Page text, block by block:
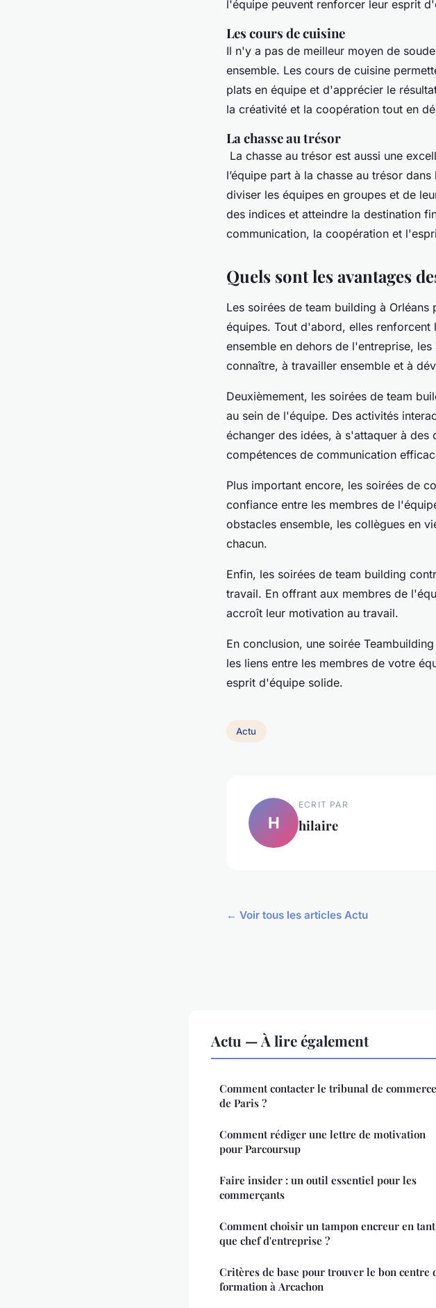
l'équipe peuvent renforcer leur esprit
Les cours de cuisine
Il n'y a pas de meilleur moyen de
ensemble. Les cours de cuisine
plats en équipe et d'apprécier le
la créativité et la coopération tout en
La chasse au trésor
La chasse au trésor est aussi une
l’équipe part à la chasse au trésor
diviser les équipes en groupes et de
des indices et atteindre la destination
communication, la coopération et
Quels sont les avantages
Les soirées de team building à
équipes. Tout d'abord, elles renforcent
ensemble en dehors de l'entreprise,
connaître, à travailler ensemble et à
Deuxièmement, les soirées de team
au sein de l'équipe. Des activités
échanger des idées, à s'attaquer à
compétences de communication
Plus important encore, les soirées de
confiance entre les membres de
obstacles ensemble, les collègues en
chacun.
Enfin, les soirées de team building
travail. En offrant aux membres de
accroît leur motivation au travail.
En conclusion, une soirée
les liens entre les membres de votre
esprit d'équipe solide.
Actu
H
ECRIT PAR
hilaire
← Voir tous les articles Actu
Actu — À lire également
Comment contacter le tribunal de commerce
de Paris ?
Comment rédiger une lettre de motivation
pour Parcoursup
Faire insider : un outil essentiel pour les
commerçants
Comment choisir un tampon encreur en tant
que chef d'entreprise ?
Critères de base pour trouver le bon centre
formation à Arcachon